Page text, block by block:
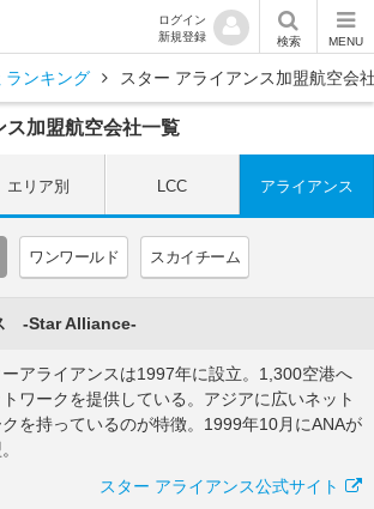
ログイン
新規登録
検索 MENU
ランキング スター アライアンス加盟航空会
ス加盟航空会社一覧
エリア別 LCC アライアンス
ワンワールド スカイチーム
-Star Alliance-
ーアライアンスは1997年に設立。1,300空港へ
ワークを提供している。アジアに広いネット
クを持っているのが特徴。1999年10月にANAが
スター アライアンス公式サイト